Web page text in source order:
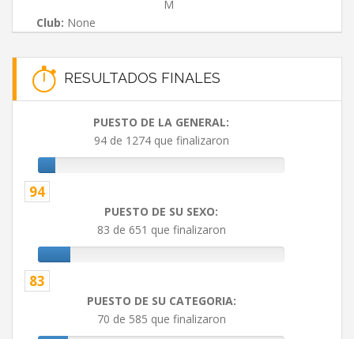
M
Club: None
RESULTADOS FINALES
PUESTO DE LA GENERAL:
94 de 1274 que finalizaron
94
PUESTO DE SU SEXO:
83 de 651 que finalizaron
83
PUESTO DE SU CATEGORIA:
70 de 585 que finalizaron